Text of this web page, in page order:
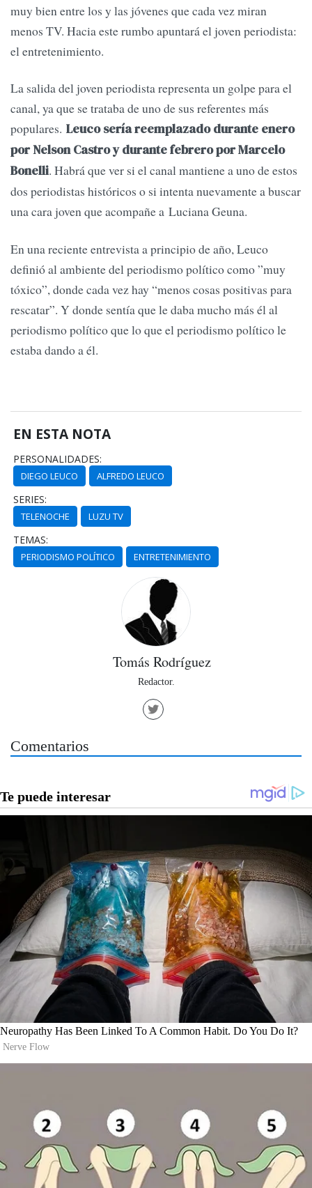
muy bien entre los y las jóvenes que cada vez miran
menos TV. Hacia este rumbo apuntará el joven periodista:
el entretenimiento.
La salida del joven periodista representa un golpe para el
canal, ya que se trataba de uno de sus referentes más
populares. Leuco sería reemplazado durante enero
por Nelson Castro y durante febrero por Marcelo
Bonelli. Habrá que ver si el canal mantiene a uno de estos
dos periodistas históricos o si intenta nuevamente a buscar
una cara joven que acompañe a Luciana Geuna.
En una reciente entrevista a principio de año, Leuco
definió al ambiente del periodismo político como ​​”muy
tóxico”, donde cada vez hay “menos cosas positivas para
rescatar”. Y donde sentía que le daba mucho más él al
periodismo político que lo que el periodismo político le
estaba dando a él.
EN ESTA NOTA
PERSONALIDADES:
DIEGO LEUCO ALFREDO LEUCO
SERIES:
TELENOCHE LUZU TV
TEMAS:
PERIODISMO POLÍTICO ENTRETENIMIENTO
Tomás Rodríguez
Redactor.
Comentarios